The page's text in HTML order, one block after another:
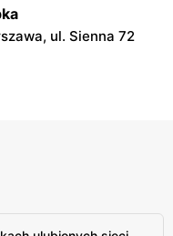
ul. Sienna 72